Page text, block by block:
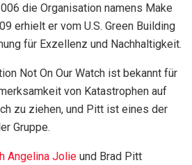
die Organisation namens Make
erhielt er vom U.S. Green Building
für Exzellenz und Nachhaltigkeit.
Not On Our Watch ist bekannt für
von Katastrophen auf
zu ziehen, und Pitt ist eines der
Gruppe.
Angelina Jolie und Brad Pitt